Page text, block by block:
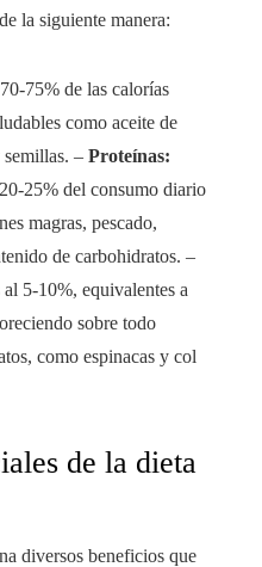
la siguiente manera:
75% de las calorías
como aceite de
– Proteínas:
25% del consumo diario
magras, pescado,
de carbohidratos. –
5-10%, equivalentes a
sobre todo
como espinacas y col
de la dieta
diversos beneficios que